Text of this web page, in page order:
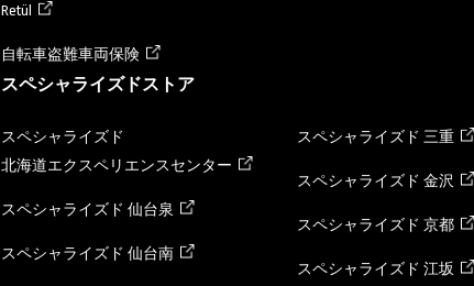
Retül
自転車盗難車両保険
スペシャライズドストア
スペシャライズド
北海道エクスペリエンスセンター
スペシャライズド 仙台泉
スペシャライズド 仙台南
スペシャライズド 三重
スペシャライズド 金沢
スペシャライズド 京都
スペシャライズド 江坂